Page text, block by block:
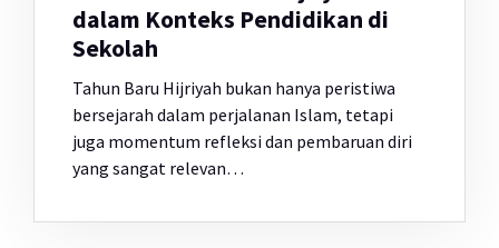
dalam Konteks Pendidikan di
Sekolah
Tahun Baru Hijriyah bukan hanya peristiwa
bersejarah dalam perjalanan Islam, tetapi
juga momentum refleksi dan pembaruan diri
yang sangat relevan…